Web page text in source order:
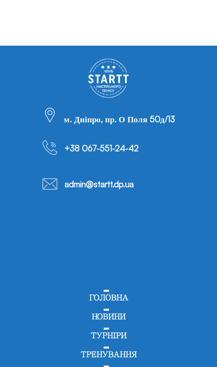
м. Дніпро, пр. О Поля 50д/13
+38 067-551-24-42
admin@startt.dp.ua
ГОЛОВНА
НОВИНИ
ТУРНІРИ
ТРЕНУВАННЯ